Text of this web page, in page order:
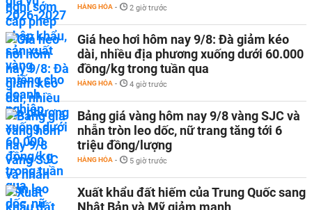
HÀNG HÓA - 2 giờ trước
Giá heo hơi hôm nay 9/8: Đà giảm kéo
dài, nhiều địa phương xuống dưới 60.000
đồng/kg trong tuần qua
HÀNG HÓA - 4 giờ trước
Bảng giá vàng hôm nay 9/8 vàng SJC và
nhẫn tròn leo dốc, nữ trang tăng tới 6
triệu đồng/lượng
HÀNG HÓA - 5 giờ trước
Xuất khẩu đất hiếm của Trung Quốc sang
Nhật Bản và Mỹ giảm mạnh